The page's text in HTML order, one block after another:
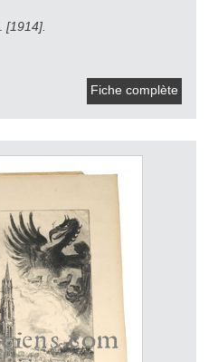
[1914].
Fiche complète